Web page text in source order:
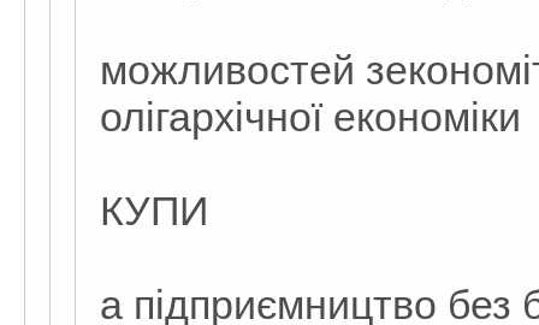
можливостей
олігархічної економіки
КУПИ
а підприємництво без